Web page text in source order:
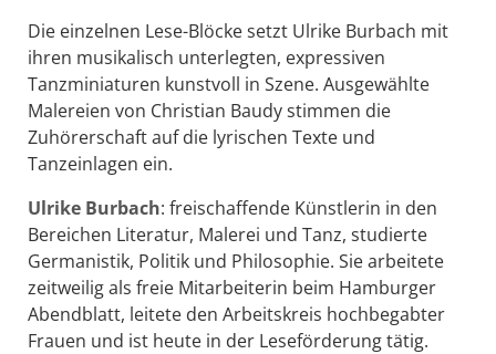
Die einzelnen Lese-Blöcke setzt Ulrike Burbach mit
ihren musikalisch unterlegten, expressiven
Tanzminiaturen kunstvoll in Szene. Ausgewählte
Malereien von Christian Baudy stimmen die
Zuhörerschaft auf die lyrischen Texte und
Tanzeinlagen ein.
Ulrike Burbach: freischaffende Künstlerin in den
Bereichen Literatur, Malerei und Tanz, studierte
Germanistik, Politik und Philosophie. Sie arbeitete
zeitweilig als freie Mitarbeiterin beim Hamburger
Abendblatt, leitete den Arbeitskreis hochbegabter
Frauen und ist heute in der Leseförderung tätig.